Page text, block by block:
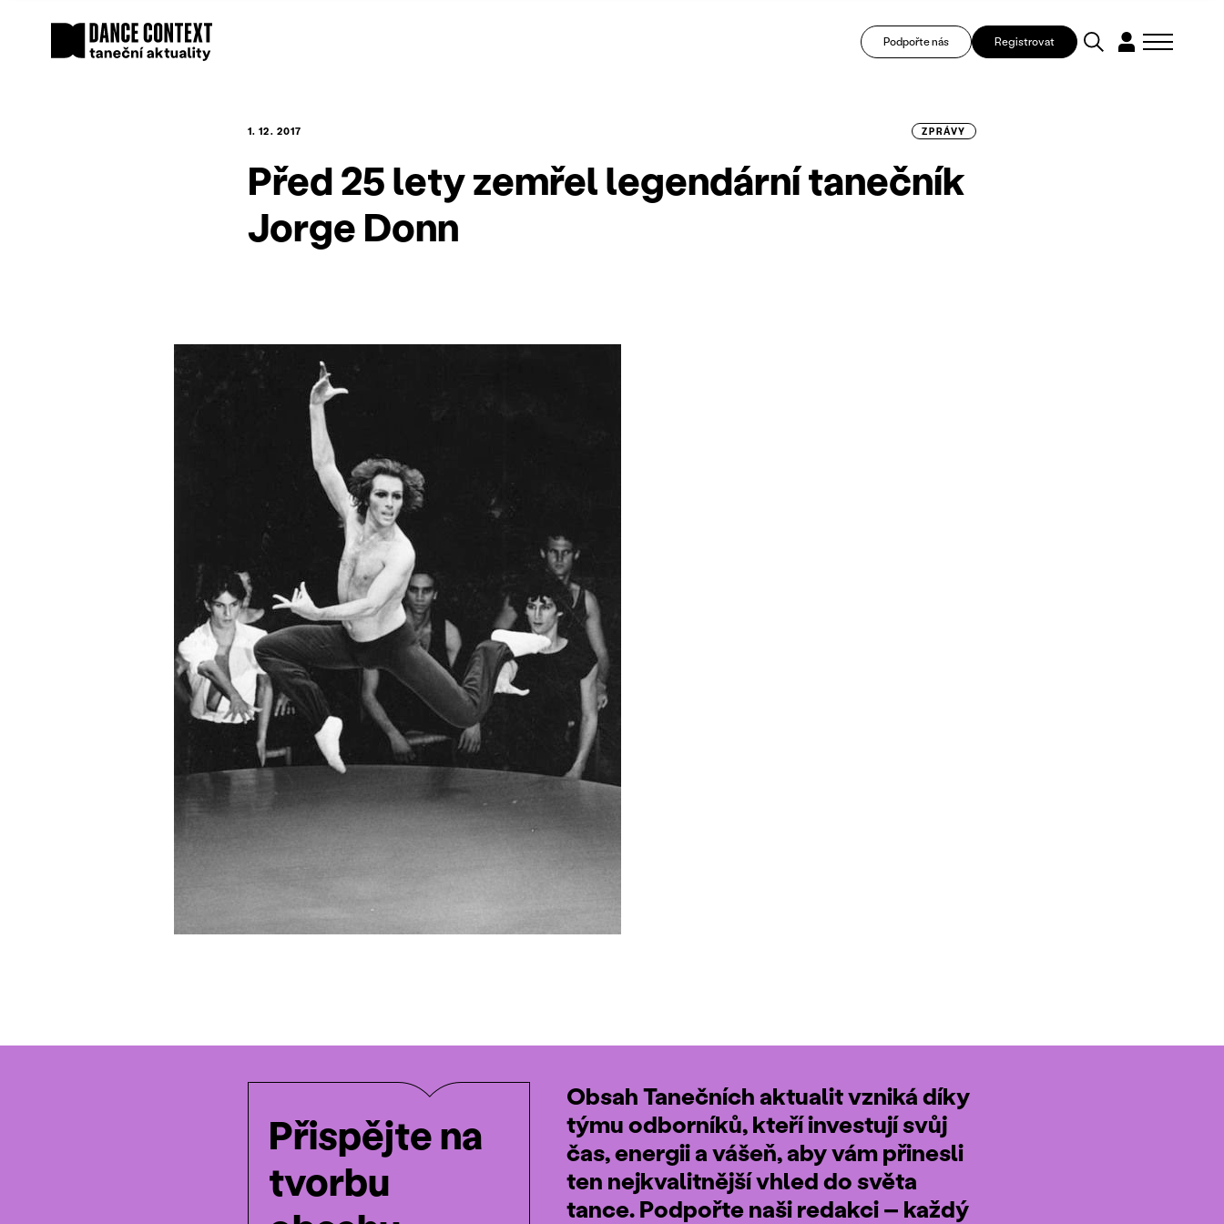
Podpořte nás Registrovat
1. 12. 2017 ZPRÁVY
Před 25 lety zemřel legendární tanečník
Jorge Donn
Přispějte na
tvorbu
Obsah Tanečních aktualit vzniká díky
týmu odborníků, kteří investují svůj
čas, energii a vášeň, aby vám přinesli
ten nejkvalitnější vhled do světa
tance. Podpořte naši redakci – každý